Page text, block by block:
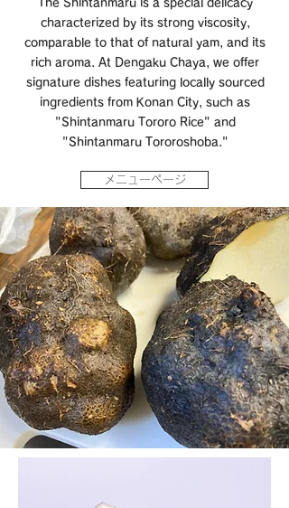
The Shintanmaru is a special delicacy
characterized by its strong viscosity,
comparable to that of natural yam, and its
rich aroma. At Dengaku Chaya, we offer
signature dishes featuring locally sourced
ingredients from Konan City, such as
"Shintanmaru Tororo Rice" and
"Shintanmaru Tororoshoba."
メニューページ